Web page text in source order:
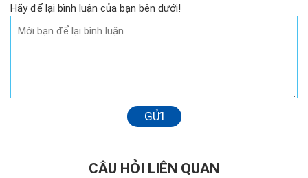
Hãy để lại bình luận của bạn bên dưới!
GỬI
CÂU HỎI LIÊN QUAN